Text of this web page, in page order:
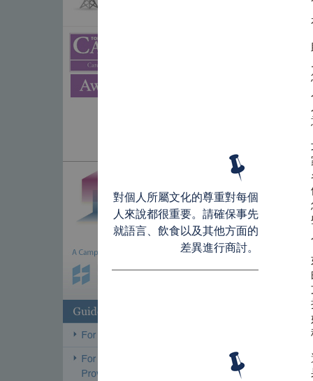
對個人所屬文化的尊重對每個
人來說都很重要。請確保事先
就語言、飲食以及其他方面的
差異進行商討。